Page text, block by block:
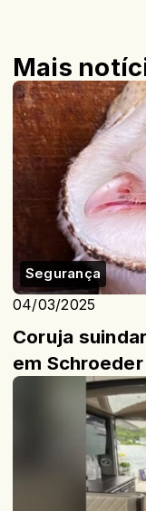
Mais
Segurança
04/03/2025
Coruja
em Schroeder